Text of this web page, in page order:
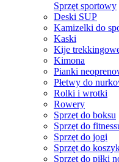
Sprzęt sportowy
Deski SUP
Kamizelki do
Kaski
Kije
Kimona
Pianki
Płetwy do
Rolki i wrotki
Rowery
Sprzęt do boksu
Sprzęt do
Sprzęt do jogi
Sprzęt do
Sprzęt do piłki